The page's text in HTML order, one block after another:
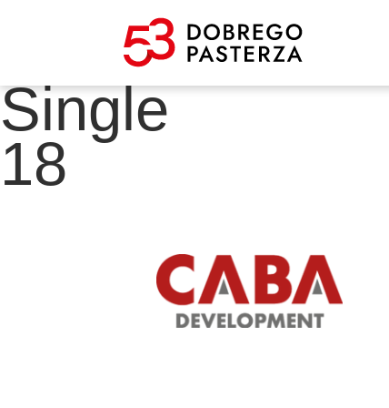
Single
18